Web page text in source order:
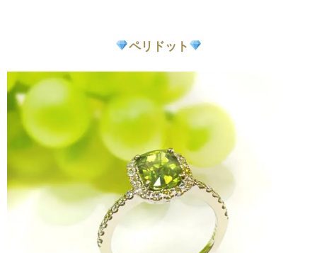
ペリドット